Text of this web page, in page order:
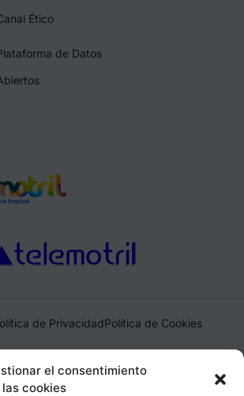
el consentimiento
las cookies
Ético
de Datos
de PrivacidadPolítica de Cookies
Motril, Plaza de España, 1, 18600, Motril,
CIF: P1814200J, DIR3: L01181400